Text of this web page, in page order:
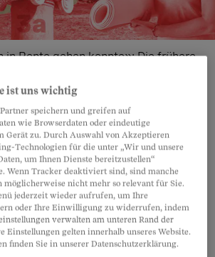
in Rente gehen konnte»: Die frühere
wandert gern (Symbolbild).
Andrea Klaiber
Merken Kommentare
teilendie in Wirklichkeit anders
alt und hat zwei erwachsene
sowie zwei Enkelkinder. Von
ist uns wichtig
speichern und greifen auf
wie Browserdaten oder eindeutige
Gerät zu. Durch Auswahl von Akzeptieren
Technologien für die unter „Wir und unsere
um Ihnen Dienste bereitzustellen“
Wenn Tracker deaktiviert sind, sind manche
möglicherweise nicht mehr so relevant für Sie.
jederzeit wieder aufrufen, um Ihre
oder Ihre Einwilligung zu widerrufen, indem
verwalten am unteren Rand der
Einstellungen gelten innerhalb unseres Website.
finden Sie in unserer Datenschutzerklärung.